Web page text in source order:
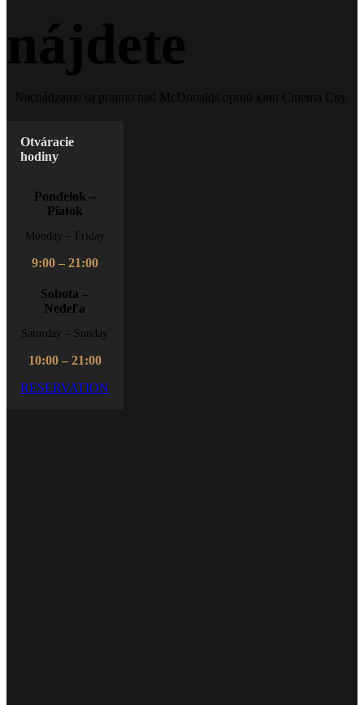
Otváracie
hodiny
Pondelok –
Piatok
Monday – Friday
9:00 – 21:00
Sobota –
Nedeľa
Saturday – Sunday
10:00 – 21:00
RESERVATION